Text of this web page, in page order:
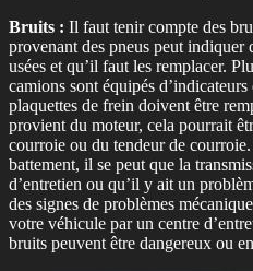
Bruits : Il faut tenir compte des
provenant des pneus peut indiquer
usées et qu’il faut les remplacer.
camions sont équipés
plaquettes de frein doivent être
provient du moteur, cela pourrait
courroie ou du tendeur de
battement, il se peut que la
d’entretien ou qu’il y ait un
des signes de problèmes
votre véhicule par un centre
bruits peuvent être dangereux ou